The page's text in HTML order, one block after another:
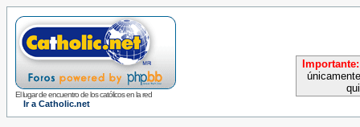
El lugar de encuentro de los católicos en la red
Ir a Catholic.net
Importante: